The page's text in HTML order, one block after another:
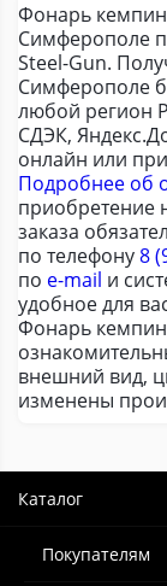
Фонарь
Симферополе
Steel-Gun.
Симферополе
любой регион
СДЭК,
онлайн или
Подробнее об
приобретение
заказа
по телефону8
по e-mail и
удобное для
Фонарь
внешний вид,
изменены
Каталог
Покупателям